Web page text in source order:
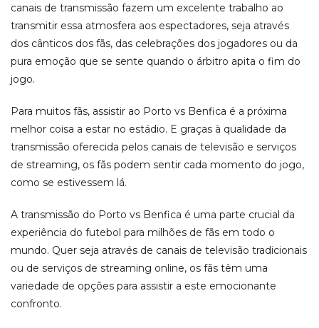
canais de transmissão fazem um excelente trabalho ao
transmitir essa atmosfera aos espectadores, seja através
dos cânticos dos fãs, das celebrações dos jogadores ou da
pura emoção que se sente quando o árbitro apita o fim do
jogo.
Para muitos fãs, assistir ao Porto vs Benfica é a próxima
melhor coisa a estar no estádio. E graças à qualidade da
transmissão oferecida pelos canais de televisão e serviços
de streaming, os fãs podem sentir cada momento do jogo,
como se estivessem lá.
A transmissão do Porto vs Benfica é uma parte crucial da
experiência do futebol para milhões de fãs em todo o
mundo. Quer seja através de canais de televisão tradicionais
ou de serviços de streaming online, os fãs têm uma
variedade de opções para assistir a este emocionante
confronto.